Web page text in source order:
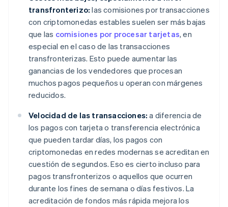
transfronterizo: las comisiones por transacciones
con criptomonedas estables suelen ser más bajas
que las comisiones por procesar tarjetas, en
especial en el caso de las transacciones
transfronterizas. Esto puede aumentar las
ganancias de los vendedores que procesan
muchos pagos pequeños u operan con márgenes
reducidos.
Velocidad de las transacciones: a diferencia de
los pagos con tarjeta o transferencia electrónica
que pueden tardar días, los pagos con
criptomonedas en redes modernas se acreditan en
cuestión de segundos. Eso es cierto incluso para
pagos transfronterizos o aquellos que ocurren
durante los fines de semana o días festivos. La
acreditación de fondos más rápida mejora los